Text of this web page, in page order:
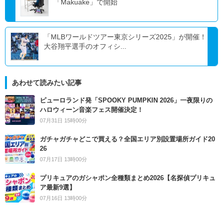
「Makuake」で開始
「MLBワールドツアー東京シリーズ2025」が開催！
大谷翔平選手のオフィシ...
あわせて読みたい記事
ピューロランド発「SPOOKY PUMPKIN 2026」一夜限りの
ハロウィーン音楽フェス開催決定！
07月31日 15時00分
ガチャガチャどこで買える？全国エリア別設置場所ガイド20
26
07月17日 13時00分
プリキュアのガシャポン全種類まとめ2026【名探偵プリキュ
ア最新9選】
07月16日 13時00分